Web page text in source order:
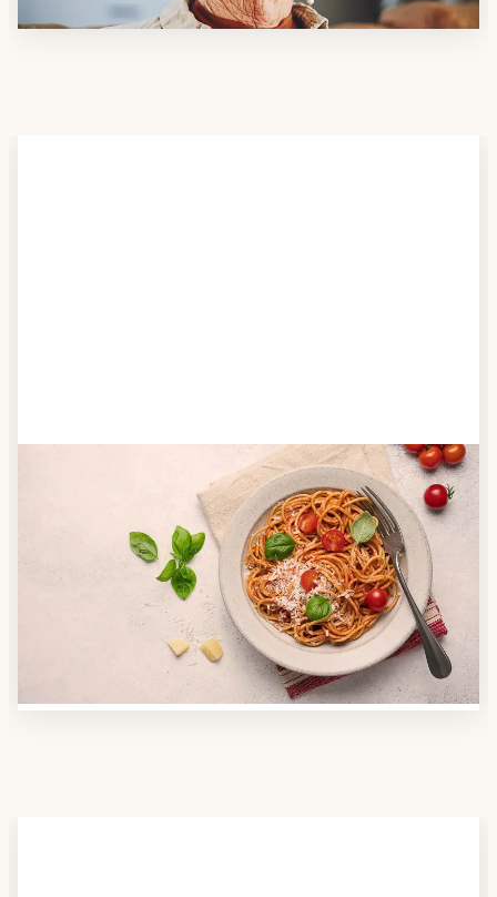
Anbieter finden
Nutzen Sie unsere große Mahlzeiten-Dienst-Suche,
um herauszufinden, welche Anbieter es in Ihrer
Region gibt und welcher am besten zu Ihnen passt.
Verschaffen Sie sich auch einen Überblick über die
Essen auf Rädern-Kosten.